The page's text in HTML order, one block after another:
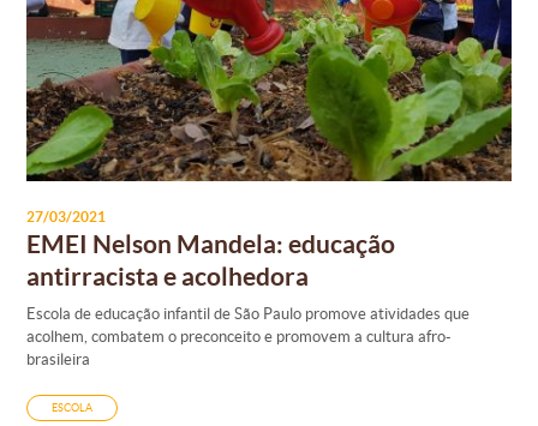
27/03/2021
EMEI Nelson Mandela: educação
antirracista e acolhedora
Escola de educação infantil de São Paulo promove atividades que
acolhem, combatem o preconceito e promovem a cultura afro-
brasileira
ESCOLA